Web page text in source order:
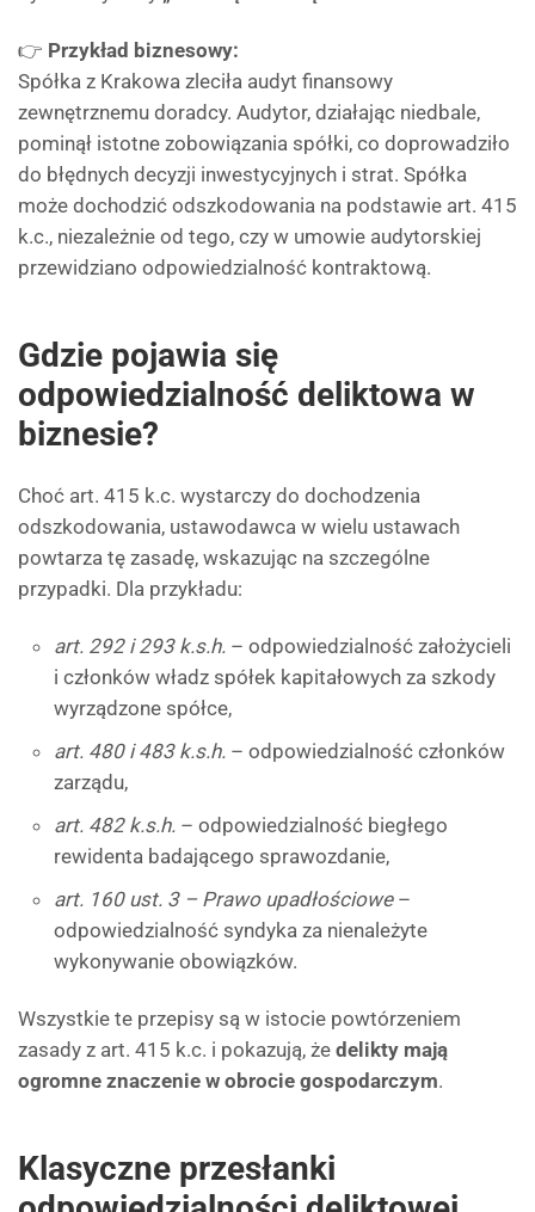
👉 Przykład biznesowy:
Spółka z Krakowa zleciła audyt finansowy
zewnętrznemu doradcy. Audytor, działając niedbale,
pominął istotne zobowiązania spółki, co doprowadziło
do błędnych decyzji inwestycyjnych i strat. Spółka
może dochodzić odszkodowania na podstawie art. 415
k.c., niezależnie od tego, czy w umowie audytorskiej
przewidziano odpowiedzialność kontraktową.
Gdzie pojawia się
odpowiedzialność deliktowa w
biznesie?
Choć art. 415 k.c. wystarczy do dochodzenia
odszkodowania, ustawodawca w wielu ustawach
powtarza tę zasadę, wskazując na szczególne
przypadki. Dla przykładu:
art. 292 i 293 k.s.h. – odpowiedzialność założycieli
i członków władz spółek kapitałowych za szkody
wyrządzone spółce,
art. 480 i 483 k.s.h. – odpowiedzialność członków
zarządu,
art. 482 k.s.h. – odpowiedzialność biegłego
rewidenta badającego sprawozdanie,
art. 160 ust. 3 – Prawo upadłościowe–
odpowiedzialność syndyka za nienależyte
wykonywanie obowiązków.
Wszystkie te przepisy są w istocie powtórzeniem
zasady z art. 415 k.c. i pokazują, że delikty mają
ogromne znaczenie w obrocie gospodarczym.
Klasyczne przesłanki